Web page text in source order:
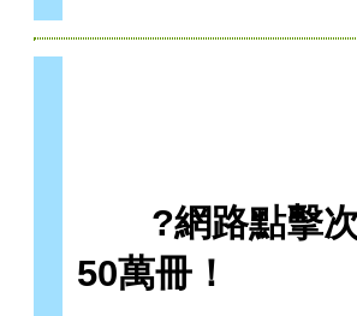
?網路點擊次
50萬冊！